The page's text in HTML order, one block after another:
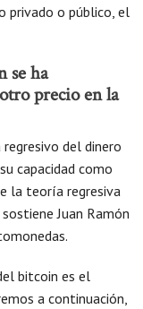
privado o público, el
se ha
precio en la
del dinero
capacidad como
la teoría regresiva
Juan Ramón
bitcoin es el
a continuación,